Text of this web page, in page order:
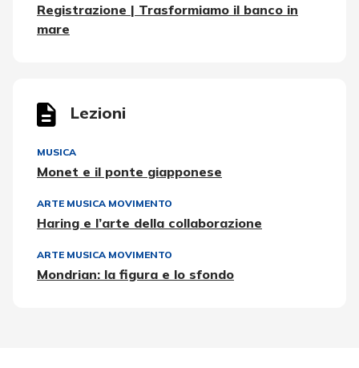
Registrazione | Trasformiamo il banco in
mare
Lezioni
MUSICA
Monet e il ponte giapponese
ARTE MUSICA MOVIMENTO
Haring e l’arte della collaborazione
ARTE MUSICA MOVIMENTO
Mondrian: la figura e lo sfondo